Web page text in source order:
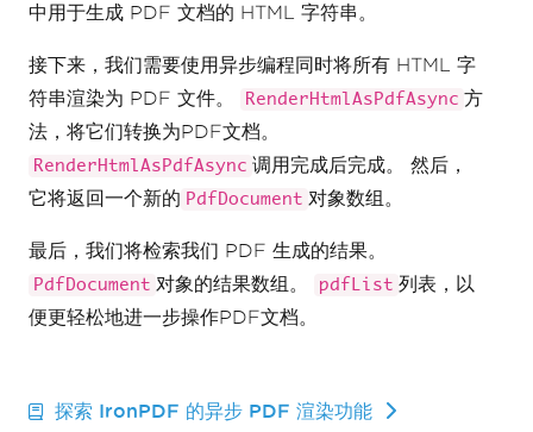
中用于生成 PDF 文档的 HTML 字符串。
接下来，我们需要使用异步编程同时将所有 HTML 字
符串渲染为 PDF 文件。
RenderHtmlAsPdfAsync 方
法，将它们转换为PDF文档。
RenderHtmlAsPdfAsync 调用完成后完成。 然后，
它将返回一个新的 PdfDocument 对象数组。
最后，我们将检索我们 PDF 生成的结果。
PdfDocument 对象的结果数组。 pdfList 列表，以
便更轻松地进一步操作PDF文档。
探索 IronPDF 的异步 PDF 渲染功能